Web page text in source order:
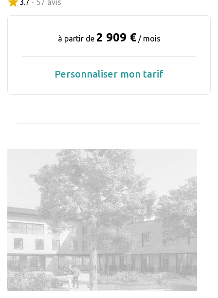
3.7 - 57 avis
à partir de 2 909 € / mois
Personnaliser mon tarif